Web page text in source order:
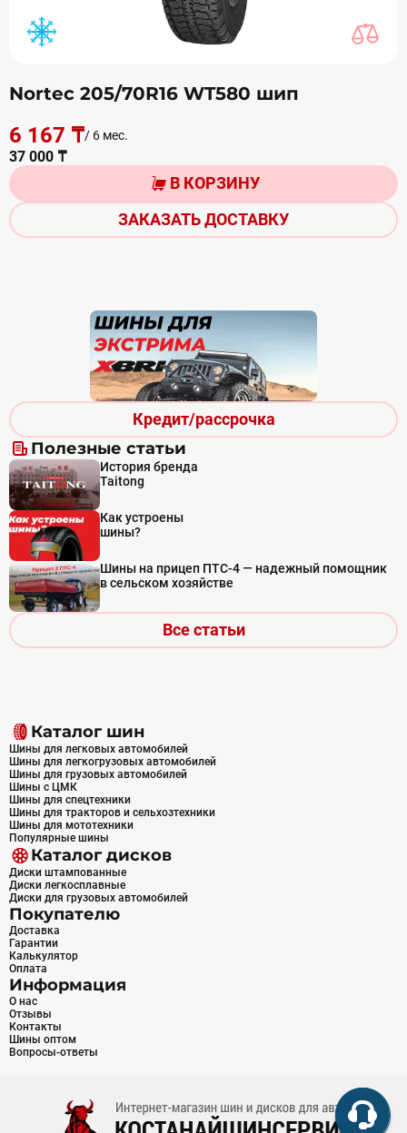
Кредит/рассрочка
Полезные статьи
История бренда
Taitong
Как устроены
шины?
Шины на прицеп ПТС-4 — надежный помощник
в сельском хозяйстве
Все статьи
Nortec 205/70R16 WT580 шип
6 167 ₸/ 6 мес.
37 000 ₸
В КОРЗИНУ
ЗАКАЗАТЬ ДОСТАВКУ
Каталог шин
Шины для легковых автомобилей
Шины для легкогрузовых автомобилей
Шины для грузовых автомобилей
Шины с ЦМК
Шины для спецтехники
Шины для тракторов и сельхозтехники
Шины для мототехники
Популярные шины
Каталог дисков
Диски штампованные
Диски легкосплавные
Диски для грузовых автомобилей
Покупателю
Доставка
Гарантии
Калькулятор
Оплата
Информация
О нас
Отзывы
Контакты
Шины оптом
Вопросы-ответы